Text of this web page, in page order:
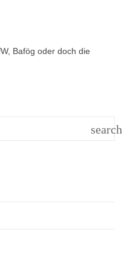
Bafög oder doch die
search